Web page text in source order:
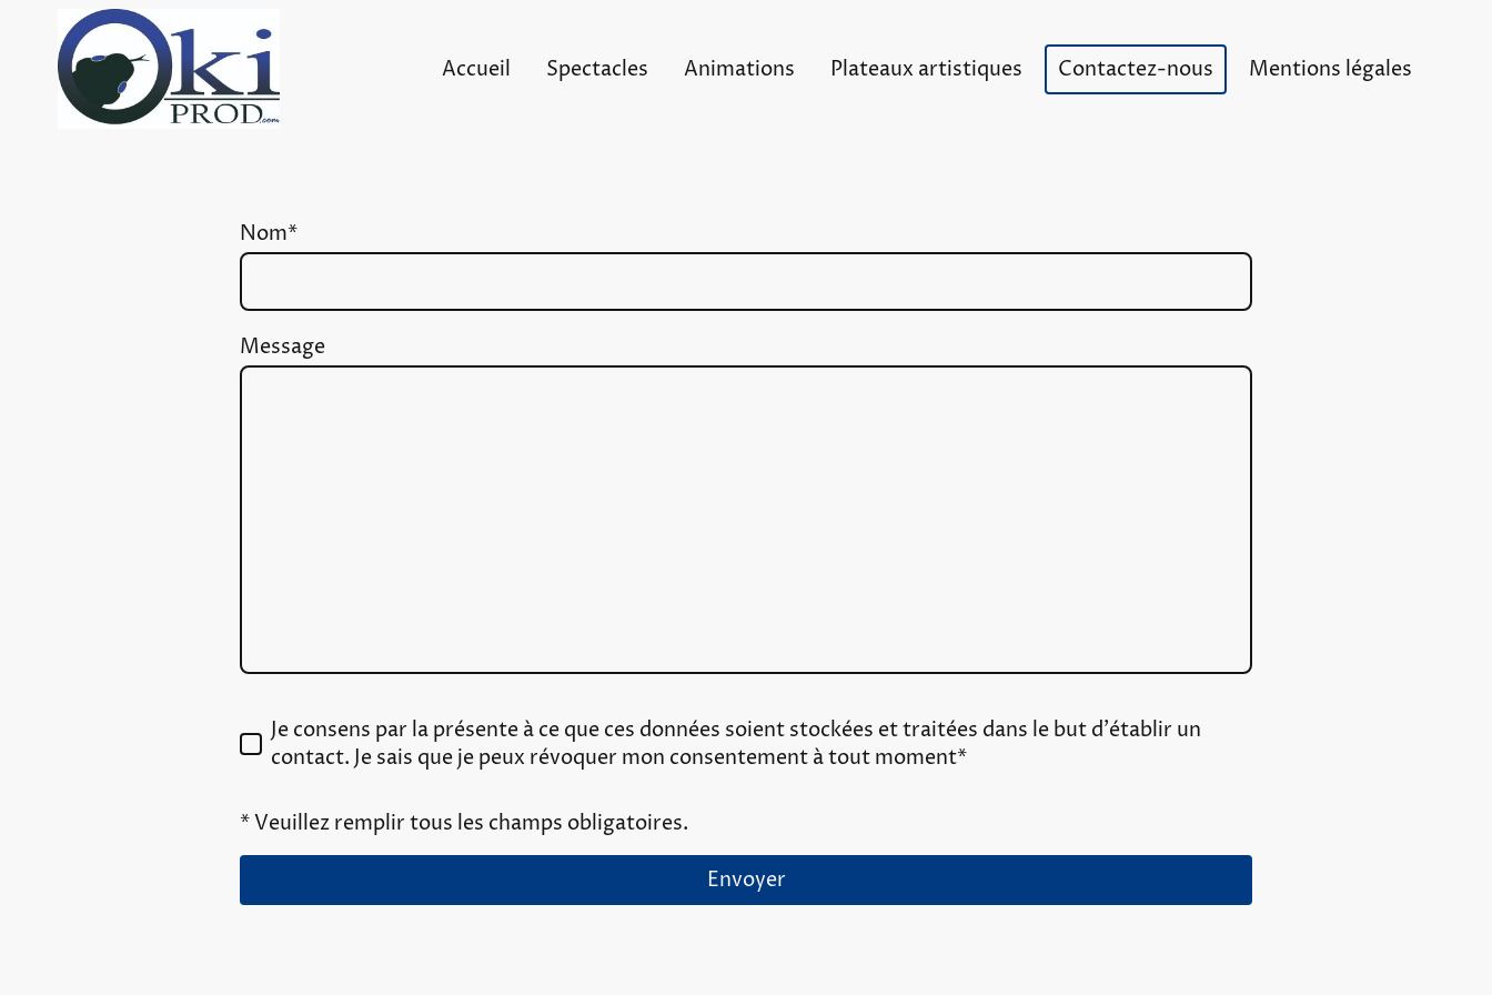
Accueil Spectacles Animations Plateaux artistiques Contactez-nous Mentions légales
Nom*
Message
Je consens par la présente à ce que ces données soient stockées et traitées dans le but d'établir un
contact. Je sais que je peux révoquer mon consentement à tout moment*
* Veuillez remplir tous les champs obligatoires.
Envoyer